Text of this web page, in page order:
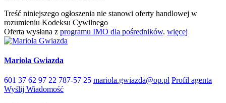
Treść niniejszego ogłoszenia nie stanowi oferty handlowej w
rozumieniu Kodeksu Cywilnego
Oferta wysłana z programu IMO dla pośredników. więcej
Mariola Gwiazda
601 37 62 97 22 787-57 25 mariola.gwiazda@op.pl Profil agenta
Wyślij Wiadomość